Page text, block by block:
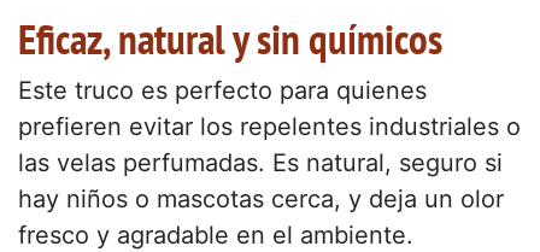
Eficaz, natural y sin químicos
Este truco es perfecto para quienes
prefieren evitar los repelentes industriales o
las velas perfumadas. Es natural, seguro si
hay niños o mascotas cerca, y deja un olor
fresco y agradable en el ambiente.